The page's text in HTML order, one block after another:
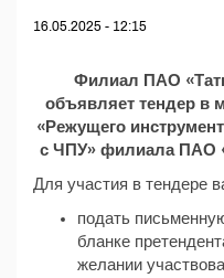
16.05.2025 - 12:15
Филиал ПАО
объявляет тендер в
«Режущего
с ЧПУ» филиала ПАО
Для участия в тендере
подать
бланке
желании